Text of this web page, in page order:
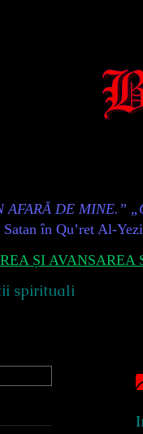
DE MINE.”
în Qu’ret Al-
ȘI
spirituali